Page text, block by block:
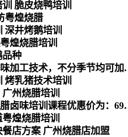
脆皮烧鸭培训
粤煌烧腊
深井烤鹅培训
煌烧腊培训
品种
烧腊历史悠久，学习
烤乳猪技术培训
州烧腊培训
广州粤煌烧腊培训中心，烧腊卤味培训课程优惠价为：6980元
煌烧腊培训
店方案 广州烧腊店加盟